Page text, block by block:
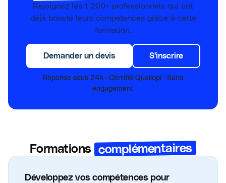
Rejoignez les 1 200+ professionnels qui ont
déjà boosté leurs compétences grâce à cette
formation.
Demander un devis S'inscrire
Réponse sous 24h · Certifié Qualiopi · Sans
engagement
Formations complémentaires
Développez vos compétences pour